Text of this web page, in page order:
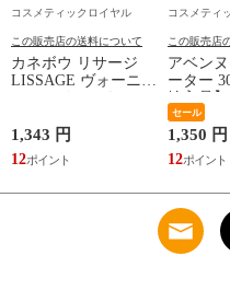
コスメティックロイヤル
この販売店の送料について
カネボウ リサージ
LISSAGE ヴォーニュ
ヘアメインテナンス
ィル） 350mL
1,343 円
12
コスメティ
この販売店
アベン
ーター
輸入品
品】【
※お一人
セール
1,350 円
12